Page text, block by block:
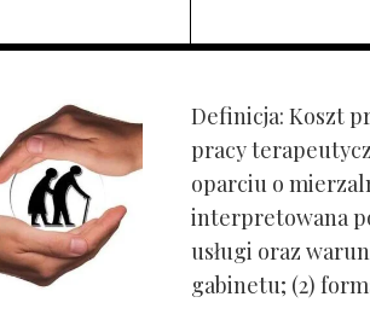
Definicja: Koszt
pracy
oparciu o
interpretowana
usługi oraz
gabinetu; (2)